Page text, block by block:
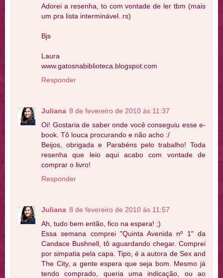
Adorei a resenha, to com vontade de ler tbm (mais
um pra lista interminável..rs)
Bjs
Laura
www.gatosnabiblioteca.blogspot.com
Responder
Juliana 8 de fevereiro de 2010 às 11:37
Oi! Gostaria de saber onde você conseguiu esse e-
book. Tô louca procurando e não acho :/
Beijos, obrigada e Parabéns pelo trabalho! Toda
resenha que leio aqui acabo com vontade de
comprar o livro!
Responder
Juliana 8 de fevereiro de 2010 às 11:57
Ah, tudo bem então, fico na espera! ;)
Essa semana comprei "Quinta Avenida nº 1" da
Candace Bushnell, tô aguardando chegar. Comprei
por simpatia pela capa. Tipo, é a autora de Sex and
The City, a gente espera que seja bom. Mesmo já
tendo comprado, queria uma indicação, ou ao